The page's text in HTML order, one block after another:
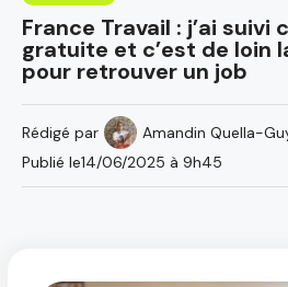
France Travail : j’ai
gratuite et c’est de loin
pour retrouver un job
Rédigé par
Amandin Quella-
Publié le14/06/2025 à 9h45